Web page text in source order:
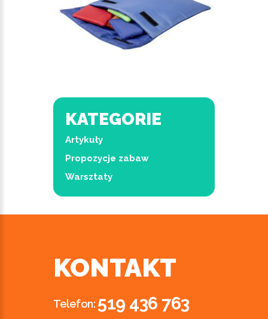
KATEGORIE
Artykuły
Propozycje zabaw
Warsztaty
KONTAKT
Telefon: 519 436 763